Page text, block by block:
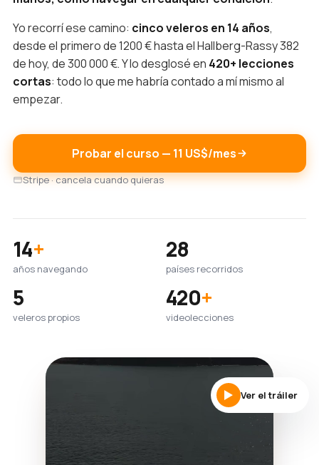
Yo recorrí ese camino: cinco veleros en 14 años,
desde el primero de 1200 € hasta el Hallberg-Rassy 382
de hoy, de 300 000 €. Y lo desglosé en 420+ lecciones
cortas: todo lo que me habría contado a mí mismo al
empezar.
Probar el curso — 11 US$/mes
Stripe · cancela cuando quieras
14+
años navegando
28
países recorridos
5
veleros propios
420+
videolecciones
Ver el tráiler